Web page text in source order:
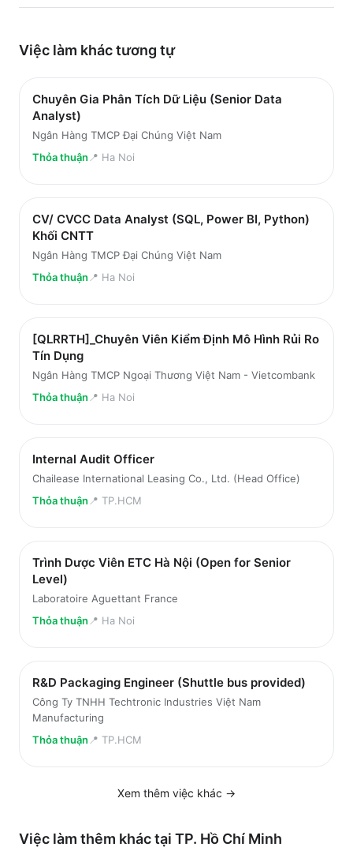
Việc làm kháctương tự
Chuyên Gia Phân Tích Dữ Liệu (Senior Data
Analyst)
Ngân Hàng TMCP Đại Chúng Việt Nam
Thỏa thuận 📍 Ha Noi
CV/ CVCC Data Analyst (SQL, Power BI, Python)
Khối CNTT
Ngân Hàng TMCP Đại Chúng Việt Nam
Thỏa thuận 📍 Ha Noi
[QLRRTH]_Chuyên Viên Kiểm Định Mô Hình Rủi Ro
Tín Dụng
Ngân Hàng TMCP Ngoại Thương Việt Nam - Vietcombank
Thỏa thuận 📍 Ha Noi
Internal Audit Officer
Chailease International Leasing Co., Ltd. (Head Office)
Thỏa thuận 📍 TP.HCM
Trình Dược Viên ETC Hà Nội (Open for Senior
Level)
Laboratoire Aguettant France
Thỏa thuận 📍 Ha Noi
R&D Packaging Engineer (Shuttle bus provided)
Công Ty TNHH Techtronic Industries Việt Nam
Manufacturing
Thỏa thuận 📍 TP.HCM
Xem thêm việc khác →
Việc làm thêm khác tại TP. Hồ Chí Minh